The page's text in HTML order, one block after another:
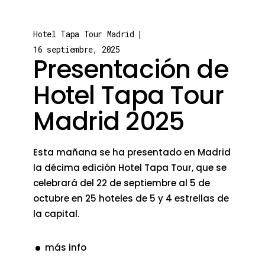
Hotel Tapa Tour Madrid
16 septiembre, 2025
Presentación de
Hotel Tapa Tour
Madrid 2025
Esta mañana se ha presentado en Madrid
la décima edición Hotel Tapa Tour, que se
celebrará del 22 de septiembre al 5 de
octubre en 25 hoteles de 5 y 4 estrellas de
la capital.
más info